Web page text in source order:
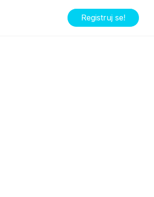
Registruj se!